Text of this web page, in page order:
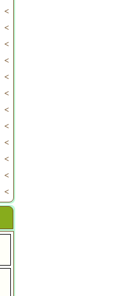
>
>
>
>
>
>
>
>
>
>
>
>